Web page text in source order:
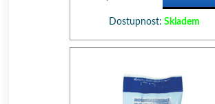
Dostupnost: Skladem